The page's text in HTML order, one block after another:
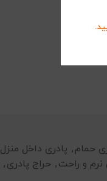
حمام, پادری داخل منزل
نرم و راحت, حراج پادری,